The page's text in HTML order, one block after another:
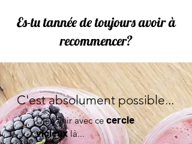
Es-tu tannée de toujours avoir à
recommencer?
D’en finir avec cecercle
vicieuxlà...
C'est absolument possible...